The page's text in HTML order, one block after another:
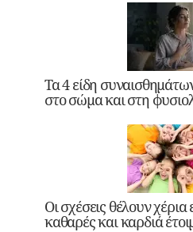
Τα 4 είδη
στο σώμα και στη
Οι σχέσεις θέλουν
καθαρές και καρδιά